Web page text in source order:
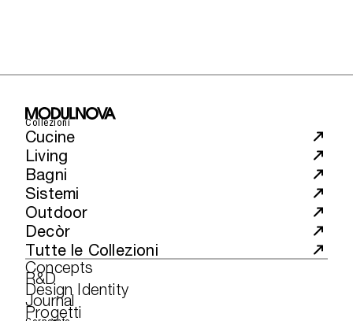
Collezioni
Cucine
Living
Bagni
Sistemi
Outdoor
Decòr
Tutte le Collezioni
Concepts
R&D
Design Identity
Journal
Progetti